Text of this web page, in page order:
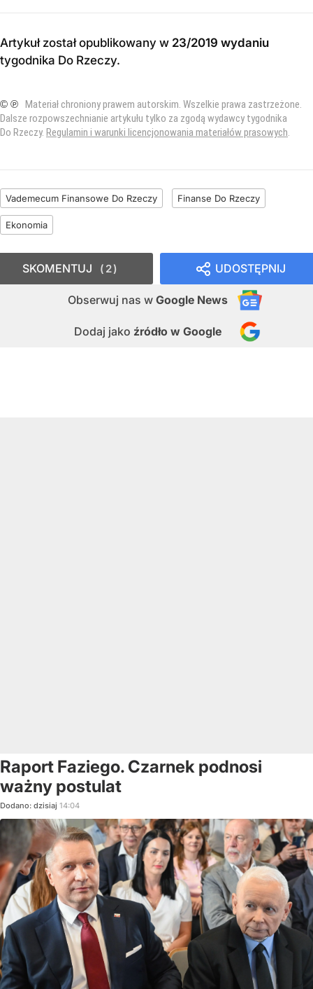
Artykuł został opublikowany w 23/2019 wydaniu
tygodnika Do Rzeczy.
© ℗ Materiał chroniony prawem autorskim. Wszelkie prawa zastrzeżone.
Dalsze rozpowszechnianie artykułu tylko za zgodą wydawcy tygodnika
Do Rzeczy. Regulamin i warunki licencjonowania materiałów prasowych.
Vademecum Finansowe Do Rzeczy Finanse Do Rzeczy
Ekonomia
UDOSTĘPNIJ
Obserwuj nas w Google News
Dodaj jako źródło w Google
SKOMENTUJ 2
Raport Faziego. Czarnek podnosi
ważny postulat
Dodano: dzisiaj 14:04